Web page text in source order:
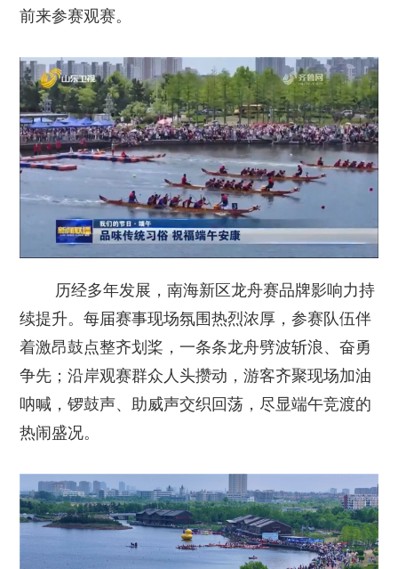
前来参赛观赛。
历经多年发展，南海新区龙舟赛品牌影响力持
续提升。每届赛事现场氛围热烈浓厚，参赛队伍伴
着激昂鼓点整齐划桨，一条条龙舟劈波斩浪、奋勇
争先；沿岸观赛群众人头攒动，游客齐聚现场加油
呐喊，锣鼓声、助威声交织回荡，尽显端午竞渡的
热闹盛况。